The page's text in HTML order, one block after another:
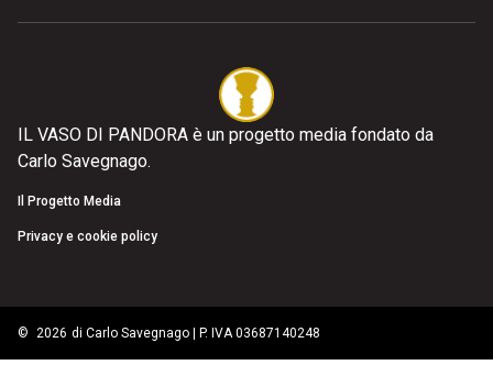
IL VASO DI PANDORA è un progetto media fondato da
Carlo Savegnago.
Il Progetto Media
Privacy e cookie policy
© 2026 di Carlo Savegnago | P. IVA 03687140248